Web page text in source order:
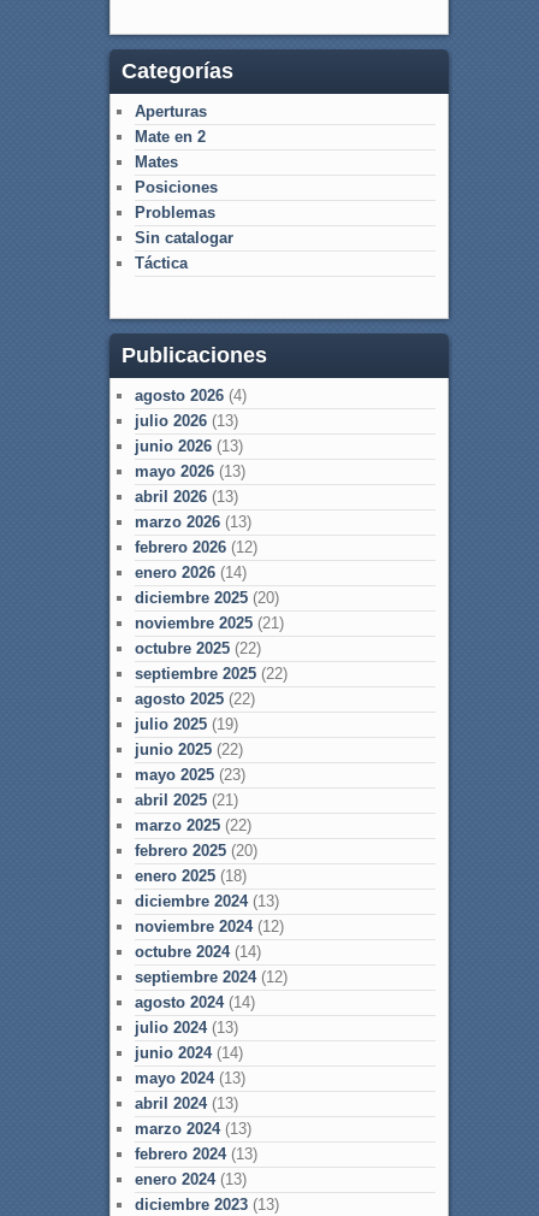
Categorías
Aperturas
Mate en 2
Mates
Posiciones
Problemas
Sin catalogar
Táctica
Publicaciones
agosto 2026(4)
julio 2026(13)
junio 2026(13)
mayo 2026(13)
abril 2026(13)
marzo 2026(13)
febrero 2026(12)
enero 2026(14)
diciembre 2025(20)
noviembre 2025(21)
octubre 2025(22)
septiembre 2025(22)
agosto 2025(22)
julio 2025(19)
junio 2025(22)
mayo 2025(23)
abril 2025(21)
marzo 2025(22)
febrero 2025(20)
enero 2025(18)
diciembre 2024(13)
noviembre 2024(12)
octubre 2024(14)
septiembre 2024(12)
agosto 2024(14)
julio 2024(13)
junio 2024(14)
mayo 2024(13)
abril 2024(13)
marzo 2024(13)
febrero 2024(13)
enero 2024(13)
diciembre 2023(13)